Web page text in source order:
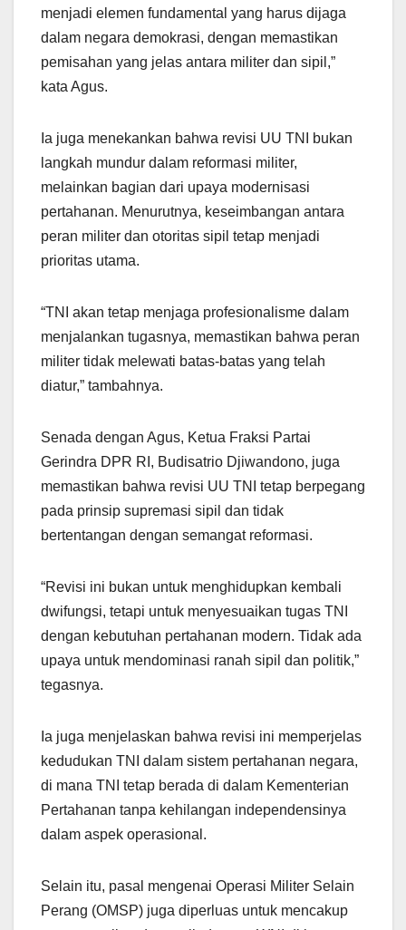
menjadi elemen fundamental yang harus dijaga
dalam negara demokrasi, dengan memastikan
pemisahan yang jelas antara militer dan sipil,”
kata Agus.
Ia juga menekankan bahwa revisi UU TNI bukan
langkah mundur dalam reformasi militer,
melainkan bagian dari upaya modernisasi
pertahanan. Menurutnya, keseimbangan antara
peran militer dan otoritas sipil tetap menjadi
prioritas utama.
“TNI akan tetap menjaga profesionalisme dalam
menjalankan tugasnya, memastikan bahwa peran
militer tidak melewati batas-batas yang telah
diatur,” tambahnya.
Senada dengan Agus, Ketua Fraksi Partai
Gerindra DPR RI, Budisatrio Djiwandono, juga
memastikan bahwa revisi UU TNI tetap berpegang
pada prinsip supremasi sipil dan tidak
bertentangan dengan semangat reformasi.
“Revisi ini bukan untuk menghidupkan kembali
dwifungsi, tetapi untuk menyesuaikan tugas TNI
dengan kebutuhan pertahanan modern. Tidak ada
upaya untuk mendominasi ranah sipil dan politik,”
tegasnya.
Ia juga menjelaskan bahwa revisi ini memperjelas
kedudukan TNI dalam sistem pertahanan negara,
di mana TNI tetap berada di dalam Kementerian
Pertahanan tanpa kehilangan independensinya
dalam aspek operasional.
Selain itu, pasal mengenai Operasi Militer Selain
Perang (OMSP) juga diperluas untuk mencakup